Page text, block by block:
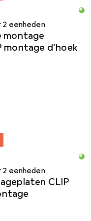
2 eenheden
montage
montage d'hoek
2 eenheden
CLIP